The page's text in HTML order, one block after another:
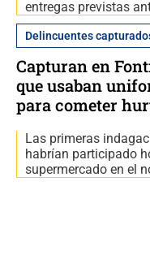
entregas previstas
Delincuentes
Capturan en
que usaban
para cometer
Las primeras
habrían participado
supermercado en el